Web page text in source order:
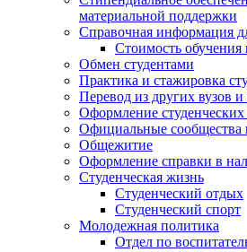
материальной поддержки
Справочная информация
Cтоимость обучения
Обмен студентами
Практика и стажировка
Перевод из других вузов
Оформление
Официальные сообщества
Общежитие
Оформление справки в
Студенческая жизнь
Студенческий отдых
Студенческий спорт
Молодежная политика
Отдел по